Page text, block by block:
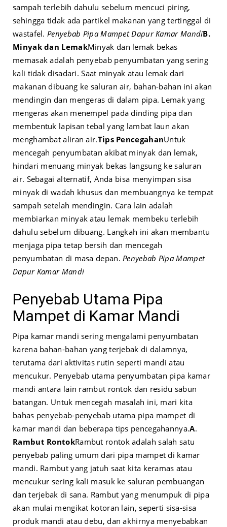
sampah terlebih dahulu sebelum mencuci piring,
sehingga tidak ada partikel makanan yang tertinggal di
wastafel. Penyebab Pipa Mampet Dapur Kamar MandiB.
Minyak dan LemakMinyak dan lemak bekas
memasak adalah penyebab penyumbatan yang sering
kali tidak disadari. Saat minyak atau lemak dari
makanan dibuang ke saluran air, bahan-bahan ini akan
mendingin dan mengeras di dalam pipa. Lemak yang
mengeras akan menempel pada dinding pipa dan
membentuk lapisan tebal yang lambat laun akan
menghambat aliran air.Tips PencegahanUntuk
mencegah penyumbatan akibat minyak dan lemak,
hindari menuang minyak bekas langsung ke saluran
air. Sebagai alternatif, Anda bisa menyimpan sisa
minyak di wadah khusus dan membuangnya ke tempat
sampah setelah mendingin. Cara lain adalah
membiarkan minyak atau lemak membeku terlebih
dahulu sebelum dibuang. Langkah ini akan membantu
menjaga pipa tetap bersih dan mencegah
penyumbatan di masa depan.Penyebab Pipa Mampet
Dapur Kamar Mandi
Penyebab Utama Pipa
Mampet di Kamar Mandi
Pipa kamar mandi sering mengalami penyumbatan
karena bahan-bahan yang terjebak di dalamnya,
terutama dari aktivitas rutin seperti mandi atau
mencukur. Penyebab utama penyumbatan pipa kamar
mandi antara lain rambut rontok dan residu sabun
batangan. Untuk mencegah masalah ini, mari kita
bahas penyebab-penyebab utama pipa mampet di
kamar mandi dan beberapa tips pencegahannya.A.
Rambut RontokRambut rontok adalah salah satu
penyebab paling umum dari pipa mampet di kamar
mandi. Rambut yang jatuh saat kita keramas atau
mencukur sering kali masuk ke saluran pembuangan
dan terjebak di sana. Rambut yang menumpuk di pipa
akan mulai mengikat kotoran lain, seperti sisa-sisa
produk mandi atau debu, dan akhirnya menyebabkan